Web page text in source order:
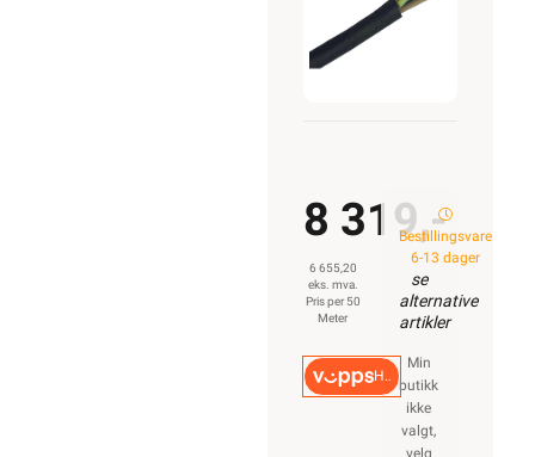
8 319,-
6 655,20
eks. mva.
Pris per 50
Meter
Hurtigkasse
Bestillingsvare
6-13 dager
se
alternative
artikler
Min
butikk
ikke
valgt,
velg